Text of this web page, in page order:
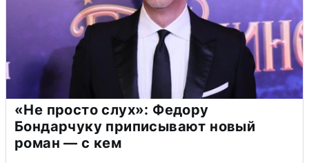
«Не просто слух»: Федору
Бондарчуку приписывают новый
роман — с кем